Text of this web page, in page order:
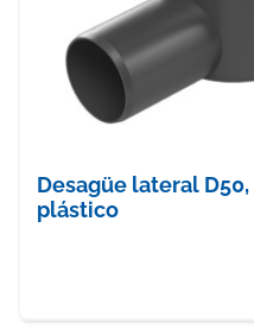
Desagüe lateral
plástico